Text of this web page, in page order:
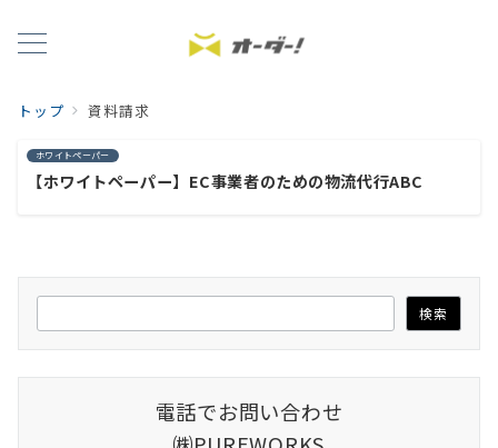
トップ 資料請求
ホワイトペーパー
【ホワイトペーパー】EC事業者のための物流代行ABC
索
検索
電話でお問い合わせ